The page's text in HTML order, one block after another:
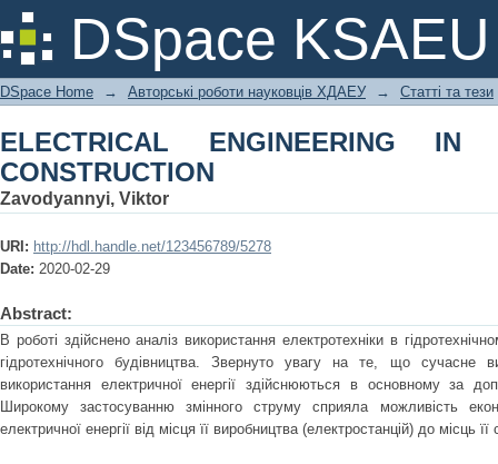
DSpace KSAEU
ELECTRICAL ENGINEERING IN
DSpace Home → Авторські роботи науковців ХДАЕУ → Статті та тези
ELECTRICAL ENGINEERING IN
CONSTRUCTION
Zavodyannyi, Viktor
URI: http://hdl.handle.net/123456789/5278
Date: 2020-02-29
Abstract:
В роботі здійснено аналіз використання електротехніки в
гідротехнічного будівництва. Звернуто увагу на те, що сучасне
використання електричної енергії здійснюються в основному за
Широкому застосуванню змінного струму сприяла можливість
електричної енергії від місця її виробництва (електростанцій) до місць